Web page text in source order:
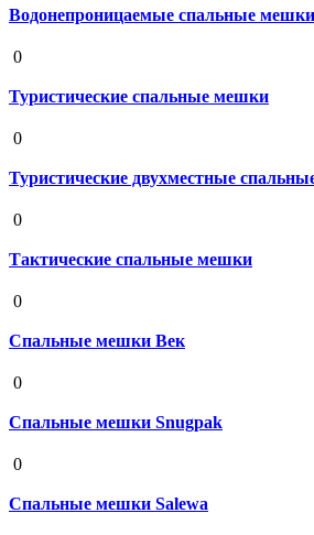
Водонепроницаемые спальные мешки
0
Туристические спальные мешки
0
Туристические двухместные
0
Тактические спальные мешки
0
Спальные мешки Век
0
Спальные мешки Snugpak
0
Спальные мешки Salewa